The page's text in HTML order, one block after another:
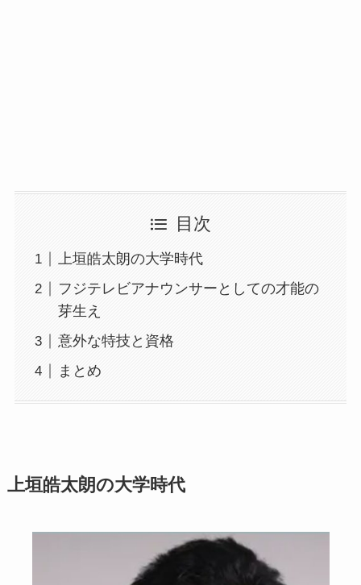
目次
上垣皓太朗の大学時代
フジテレビアナウンサーとしての才能の
芽生え
意外な特技と資格
まとめ
上垣皓太朗の大学時代